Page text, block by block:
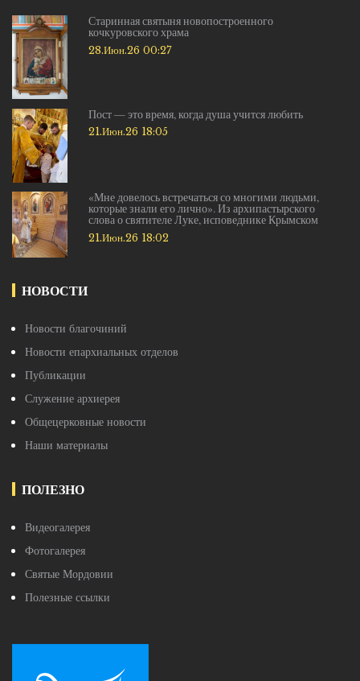
Старинная святыня новопостроенного
кочкуровского храма
28.Июн.26 00:27
Пост — это время, когда душа учится любить
21.Июн.26 18:05
«Мне довелось встречаться со многими людьми,
которые знали его лично». Из архипастырского
слова о святителе Луке, исповеднике Крымском
21.Июн.26 18:02
НОВОСТИ
Новости благочиний
Новости епархиальных отделов
Публикации
Служение архиерея
Общецерковные новости
Наши материалы
ПОЛЕЗНО
Видеогалерея
Фотогалерея
Святые Мордовии
Полезные ссылки